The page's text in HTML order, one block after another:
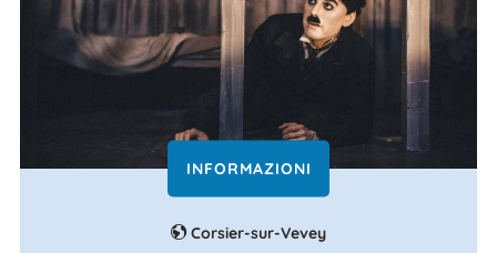
INFORMAZIONI
Corsier-sur-Vevey